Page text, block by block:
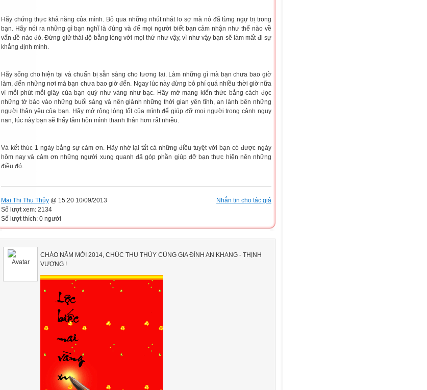
Hãy chứng thực khả năng của mình. Bỏ qua những nhút nhát lo sợ mà nó đã từng ngự trị trong
bạn. Hãy nói ra những gì bạn nghĩ là đúng và để mọi người biết bạn cảm nhận như thế nào về
vấn đề nào đó. Đừng giữ thái độ bằng lòng với mọi thứ như vậy, vì như vậy bạn sẽ làm mất đi sự
khẳng định mình.
Hãy sống cho hiện tại và chuẩn bị sẵn sàng cho tương lai. Làm những gì mà bạn chưa bao giờ
làm, đến những nơi mà bạn chưa bao giờ đến. Ngay lúc này đừng bỏ phí quá nhiều thời giờ nữa
vì mỗi phút mỗi giây của bạn quý như vàng như bạc. Hãy mở mang kiến thức bằng cách đọc
những tờ báo vào những buổi sáng và nên giành những thời gian yên tĩnh, an lành bên những
người thân yêu của bạn. Hãy mở rộng lòng tốt của mình để giúp đỡ mọi người trong cảnh nguy
nan, lúc này bạn sẽ thấy tâm hồn mình thanh thản hơn rất nhiều.
Và kết thúc 1 ngày bằng sự cảm ơn. Hãy nhớ lại tất cả những điều tuyệt vời bạn có được ngày
hôm nay và cảm ơn những người xung quanh đã góp phần giúp đỡ bạn thực hiện nên những
điều đó.
Nhắn tin cho tác giả
Mai Thị Thu Thủy @ 15:20 10/09/2013
Số lượt xem: 2134
Số lượt thích: 0 người
CHÀO NĂM MỚI 2014, CHÚC THU THỦY CÙNG GIA ĐÌNH AN KHANG - THỊNH
VƯỢNG !